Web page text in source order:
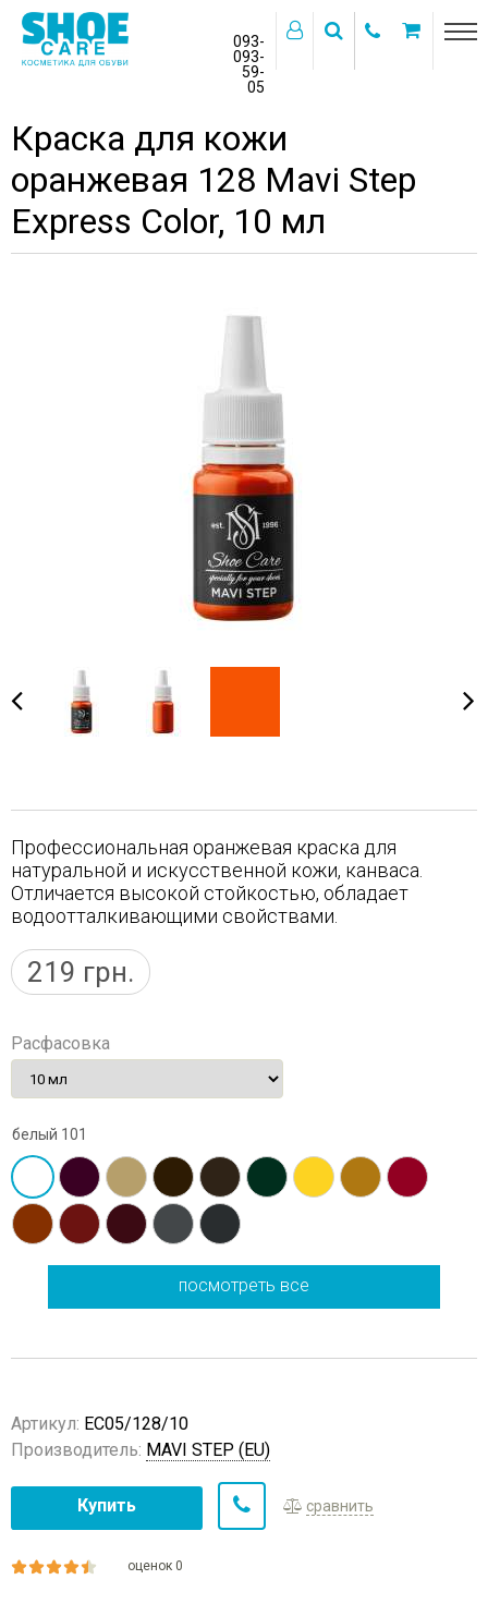
093-
093-
59-
05
Краска для кожи
оранжевая 128 Mavi Step
Express Color, 10 мл
Профессиональная оранжевая краска для
натуральной и искусственной кожи, канваса.
Отличается высокой стойкостью, обладает
водоотталкивающими свойствами.
219 грн.
Расфасовка
белый 101
посмотреть все
Артикул: EC05/128/10
Производитель: MAVI STEP (EU)
Купить сравнить
оценок 0